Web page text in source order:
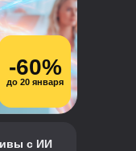
с ИИ
-60%
до 20 января